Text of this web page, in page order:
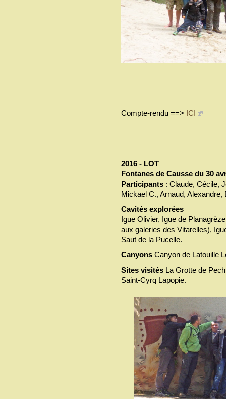
Compte-rendu ==> ICI
2016 - LOT
Fontanes de Causse du 30
Participants : Claude, Cécile,
Mickael C., Arnaud, Alexandre,
Cavités explorées
Igue Olivier, Igue de
aux galeries des Vitarelles),
Saut de la Pucelle.
Canyons Canyon de Latouille
Sites visités La Grotte de
Saint-Cyrq Lapopie.